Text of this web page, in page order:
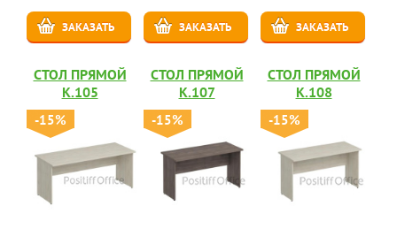
ЗАКАЗАТЬ ЗАКАЗАТЬ ЗАКАЗАТЬ
СТОЛ ПРЯМОЙ
К.105
-15%
СТОЛ ПРЯМОЙ
К.107
-15%
СТОЛ ПРЯМОЙ
К.108
-15%